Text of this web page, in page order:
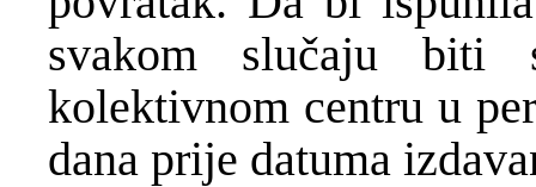
svakom slučaju biti
kolektivnom centru u
dana prije datuma